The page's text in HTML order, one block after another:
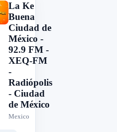
La Ke
Buena
Ciudad de
México -
92.9 FM -
XEQ-FM
-
Radiópolis
- Ciudad
de México
Mexico